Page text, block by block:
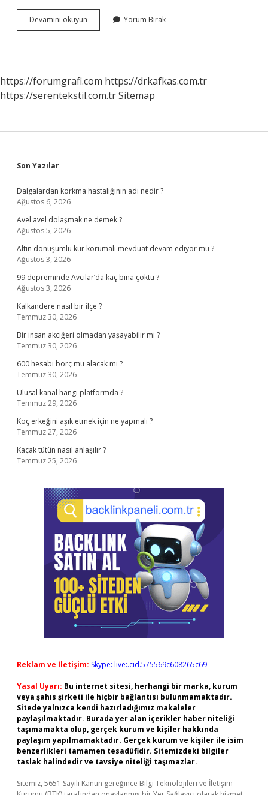
Devamını okuyun
Vergisi
Yorum Bırak
https://forumgrafi.com https://drkafkas.com.tr
https://serentekstil.com.trSitemap
Sidebar
Son Yazılar
Dalgalardan korkma hastalığının adı nedir ?
Ağustos 6, 2026
Avel avel dolaşmak ne demek ?
Ağustos 5, 2026
Altın dönüşümlü kur korumalı mevduat devam ediyor mu ?
Ağustos 3, 2026
99 depreminde Avcılar’da kaç bina çöktü ?
Ağustos 3, 2026
Kalkandere nasıl bir ilçe ?
Temmuz 30, 2026
Bir insan akciğeri olmadan yaşayabilir mi ?
Temmuz 30, 2026
600 hesabı borç mu alacak mı ?
Temmuz 30, 2026
Ulusal kanal hangi platformda ?
Temmuz 29, 2026
Koç erkeğini aşık etmek için ne yapmalı ?
Temmuz 27, 2026
Kaçak tütün nasıl anlaşılır ?
Temmuz 25, 2026
Reklam ve İletişim: Skype: live:.cid.575569c608265c69
Yasal Uyarı: Bu internet sitesi, herhangi bir marka, kurum
veya şahıs şirketi ile hiçbir bağlantısı bulunmamaktadır.
Sitede yalnızca kendi hazırladığımız makaleler
paylaşılmaktadır. Burada yer alan içerikler haber niteliği
taşımamakta olup, gerçek kurum ve kişiler hakkında
paylaşım yapılmamaktadır. Gerçek kurum ve kişiler ile isim
benzerlikleri tamamen tesadüfidir. Sitemizdeki bilgiler
taslak halindedir ve tavsiye niteliği taşımazlar.
Sitemiz, 5651 Sayılı Kanun gereğince Bilgi Teknolojileri ve İletişim